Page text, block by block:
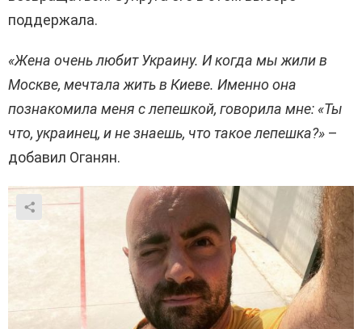
поддержала.
«Жена очень любит Украину. И когда мы жили в
Москве, мечтала жить в Киеве. Именно она
познакомила меня с лепешкой, говорила мне: «Ты
что, украинец, и не знаешь, что такое лепешка?» –
добавил Оганян.